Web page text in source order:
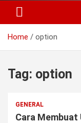
Home option
Tag: option
GENERAL
Cara